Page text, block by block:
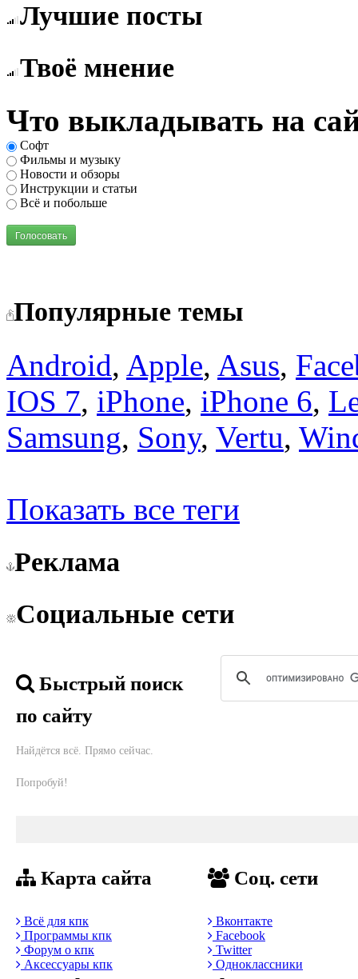
Лучшие посты
Твоё мнение
Что выкладывать на
Софт
Фильмы и музыку
Новости и обзоры
Инструкции и статьи
Всё и побольше
Голосовать
Популярные темы
Android, Apple, Asus,
IOS 7, iPhone, iPhone 6,
Samsung, Sony, Vertu,
Показать все теги
Реклама
Социальные сети
Быстрый поиск
по сайту
Найдётся всё. Прямо сейчас.
Попробуй!
Карта сайта
Всё для кпк
Программы кпк
Форум о кпк
Аксессуары кпк
Соц. сети
Вконтакте
Facebook
Twitter
Одноклассники